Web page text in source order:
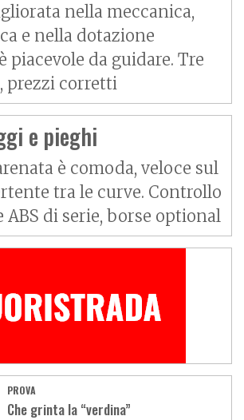
nella meccanica,
e nella dotazione
piacevole da guidare. Tre
prezzi corretti
e pieghi
è comoda, veloce sul
tra le curve. Controllo
ABS di serie, borse optional
PROVA
Che grinta la “verdina”